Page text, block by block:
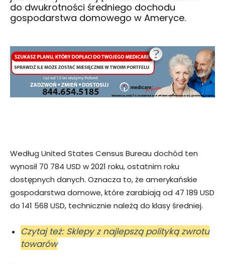
do dwukrotności średniego dochodu
gospodarstwa domowego w Ameryce.
Według United States Census Bureau dochód ten
wynosił 70 784 USD w 2021 roku, ostatnim roku
dostępnych danych. Oznacza to, że amerykańskie
gospodarstwa domowe, które zarabiają od 47 189 USD
do 141 568 USD, technicznie należą do klasy średniej.
Czytaj też: Sklepy z najlepszą polityką zwrotu
towarów